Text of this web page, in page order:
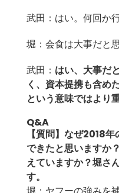
武田：はい。何回か
堀：会食は大事だと
武田： はい、大事だ
く、資本提携も含め
という意味ではより
Q&A
【質問】なぜ2018
できたと思いますか
えていますか？堀さ
す。